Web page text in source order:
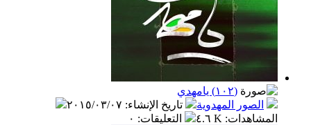
(١٠٢) يامهدي
الصور المهدوية
تاريخ الإنشاء: ٢٠١٥/٠٣/٠٧
المشاهدات: ٤.٦ K التعليقات: ٠